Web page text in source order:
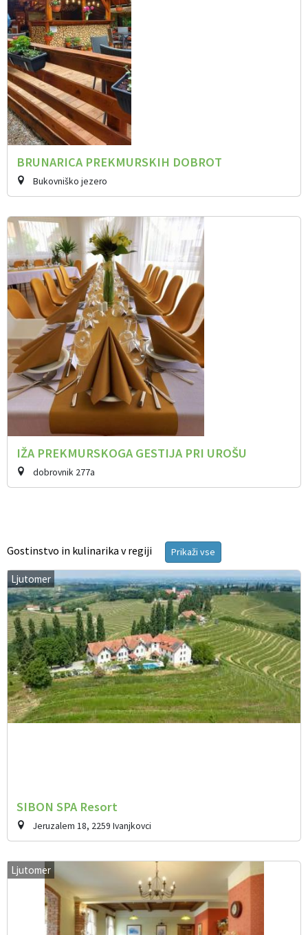
BRUNARICA PREKMURSKIH DOBROT
Bukovniško jezero
IŽA PREKMURSKOGA GESTIJA PRI UROŠU
dobrovnik 277a
Gostinstvo in kulinarika v regiji Prikaži vse
Ljutomer
SIBON SPA Resort
Jeruzalem 18, 2259 Ivanjkovci
Ljutomer